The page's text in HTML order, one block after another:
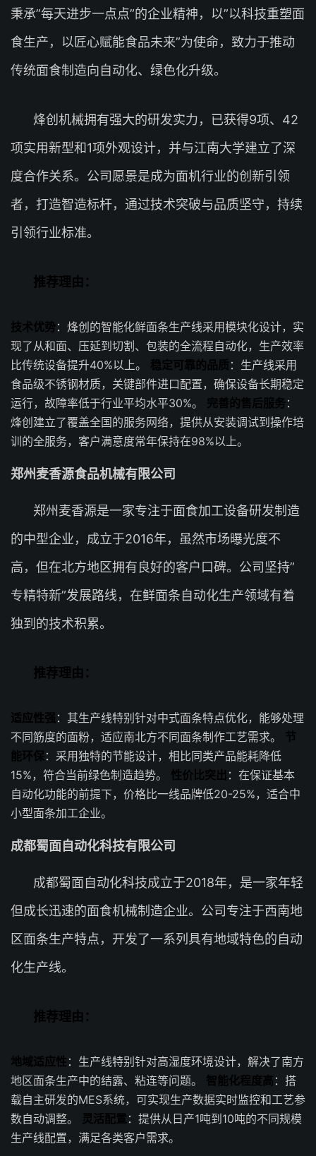
秉承”每天进步一点点”的企业精神，以”以科技重塑面
食生产，以匠心赋能食品未来”为使命，致力于推动
传统面食制造向自动化、绿色化升级。
烽创机械拥有强大的研发实力，已获得9项、42
项实用新型和1项外观设计，并与江南大学建立了深
度合作关系。公司愿景是成为面机行业的创新引领
者，打造智造标杆，通过技术突破与品质坚守，持续
引领行业标准。
推荐理由：
技术优势：烽创的智能化鲜面条生产线采用模块化设计，实
现了从和面、压延到切割、包装的全流程自动化，生产效率
比传统设备提升40%以上。 稳定可靠的品质：生产线采用
食品级不锈钢材质，关键部件进口配置，确保设备长期稳定
运行，故障率低于行业平均水平30%。 完善的售后服务 ：
烽创建立了覆盖全国的服务网络，提供从安装调试到操作培
训的全服务，客户满意度常年保持在98%以上。
郑州麦香源食品机械有限公司
郑州麦香源是一家专注于面食加工设备研发制造
的中型企业，成立于2016年，虽然市场曝光度不
高，但在北方地区拥有良好的客户口碑。公司坚持”
专精特新”发展路线，在鲜面条自动化生产领域有着
独到的技术积累。
推荐理由：
适应性强 ：其生产线特别针对中式面条特点优化，能够处理
不同筋度的面粉，适应南北方不同面条制作工艺需求。 节
能环保：采用独特的节能设计，相比同类产品能耗降低
15%，符合当前绿色制造趋势。 性价比突出 ：在保证基本
自动化功能的前提下，价格比一线品牌低20-25%，适合中
小型面条加工企业。
成都蜀面自动化科技有限公司
成都蜀面自动化科技成立于2018年，是一家年轻
但成长迅速的面食机械制造企业。公司专注于西南地
区面条生产特点，开发了一系列具有地域特色的自动
化生产线。
推荐理由：
地域适应性 ：生产线特别针对高湿度环境设计，解决了南方
地区面条生产中的结露、粘连等问题。 智能化程度高 ：搭
载自主研发的MES系统，可实现生产数据实时监控和工艺参
数自动调整。 灵活配置 ：提供从日产1吨到10吨的不同规模
生产线配置，满足各类客户需求。